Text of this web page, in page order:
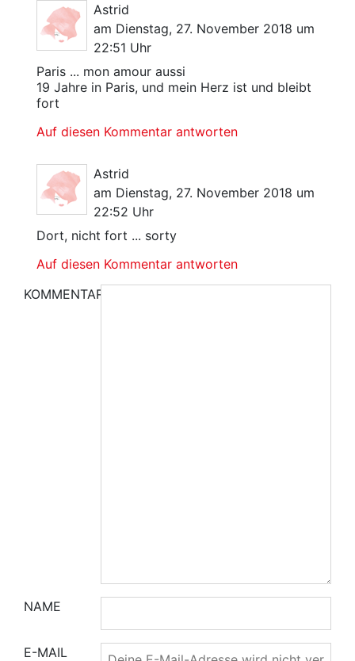
Astrid
am Dienstag, 27. November 2018 um
22:51 Uhr
Paris ... mon amour aussi
19 Jahre in Paris, und mein Herz ist und bleibt
fort
Auf diesen Kommentar antworten
Astrid
am Dienstag, 27. November 2018 um
22:52 Uhr
Dort, nicht fort ... sorty
Auf diesen Kommentar antworten
KOMMENTAR
NAME
E-MAIL